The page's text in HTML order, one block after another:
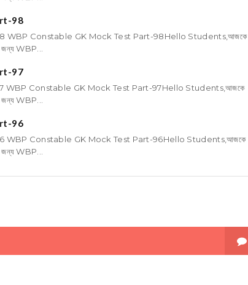
98
WBP Constable GK Mock Test Part-98Hello Students,আজকে
জন্য WBP...
97
WBP Constable GK Mock Test Part-97Hello Students,আজকে
জন্য WBP...
96
WBP Constable GK Mock Test Part-96Hello Students,আজকে
জন্য WBP...